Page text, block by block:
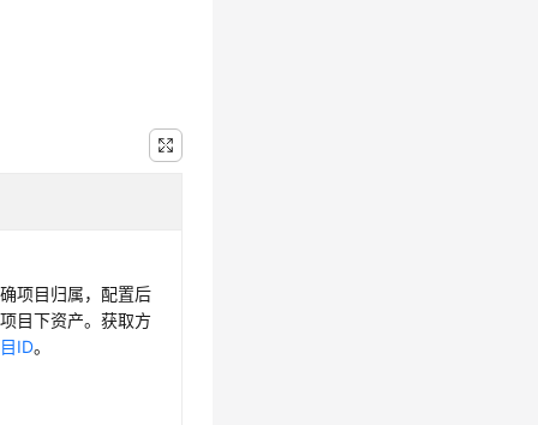
项目归属，配置后
目下资产。获取方
ID。